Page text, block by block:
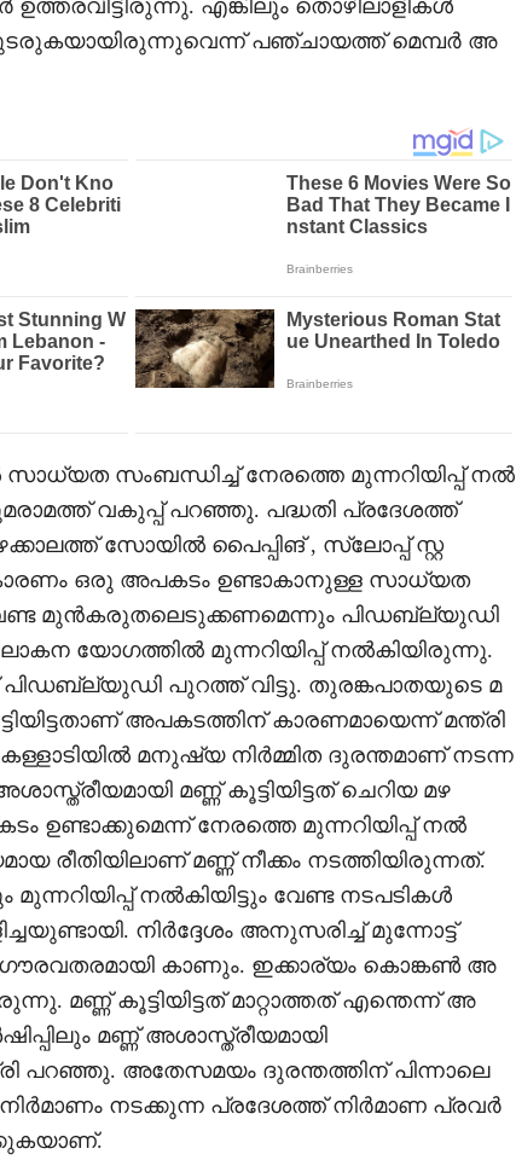
ഉത്തരവിട്ടിരുന്നു. എങ്കിലും തൊഴിലാളികൾ
പഞ്ചായത്ത് മെമ്പർ അ
സാധ്യത സംബന്ധിച്ച് നേരത്തെ മുന്നറിയിപ്പ് നൽ
വകുപ്പ് പറഞ്ഞു. പദ്ധതി പ്രദേശത്ത്
സോയിൽ പൈപ്പിങ് , സ്ലോപ്പ് സ്റ്റ
കാരണം ഒരു അപകടം ഉണ്ടാകാനുള്ള സാധ്യത
മുൻകരുതലെടുക്കണമെന്നും പിഡബ്ല്യുഡി
യോഗത്തിൽ മുന്നറിയിപ്പ് നൽകിയിരുന്നു.
പിഡബ്ല്യുഡി പുറത്ത് വിട്ടു. തുരങ്കപാതയുടെ മ
അപകടത്തിന് കാരണമായെന്ന് മന്ത്രി
മനുഷ്യ നിര്‍മ്മിത ദുരന്തമാണ് നടന്ന
മണ്ണ് കൂട്ടിയിട്ടത് ചെറിയ മഴ
ഉണ്ടാക്കുമെന്ന് നേരത്തെ മുന്നറിയിപ്പ് നൽ
രീതിയിലാണ് മണ്ണ് നീക്കം നടത്തിയിരുന്നത്.
മുന്നറിയിപ്പ് നൽകിയിട്ടും വേണ്ട നടപടികൾ
നിർദ്ദേശം അനുസരിച്ച് മുന്നോട്ട്
കാണും. ഇക്കാര്യം കൊങ്കൺ അ
മണ്ണ് കൂട്ടിയിട്ടത് മാറ്റാത്തത് എന്തെന്ന് അ
മണ്ണ് അശാസ്ത്രീയമായി
പറഞ്ഞു. അതേസമയം ദുരന്തത്തിന് പിന്നാലെ
നടക്കുന്ന പ്രദേശത്ത് നിർമാണ പ്രവർ